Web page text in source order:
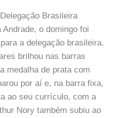
Brasileira
o domingo foi
a delegação brasileira.
brilhou nas barras
medalha de prata com
por aí e, na barra fixa,
ao seu currículo, com a
Nory também subiu ao